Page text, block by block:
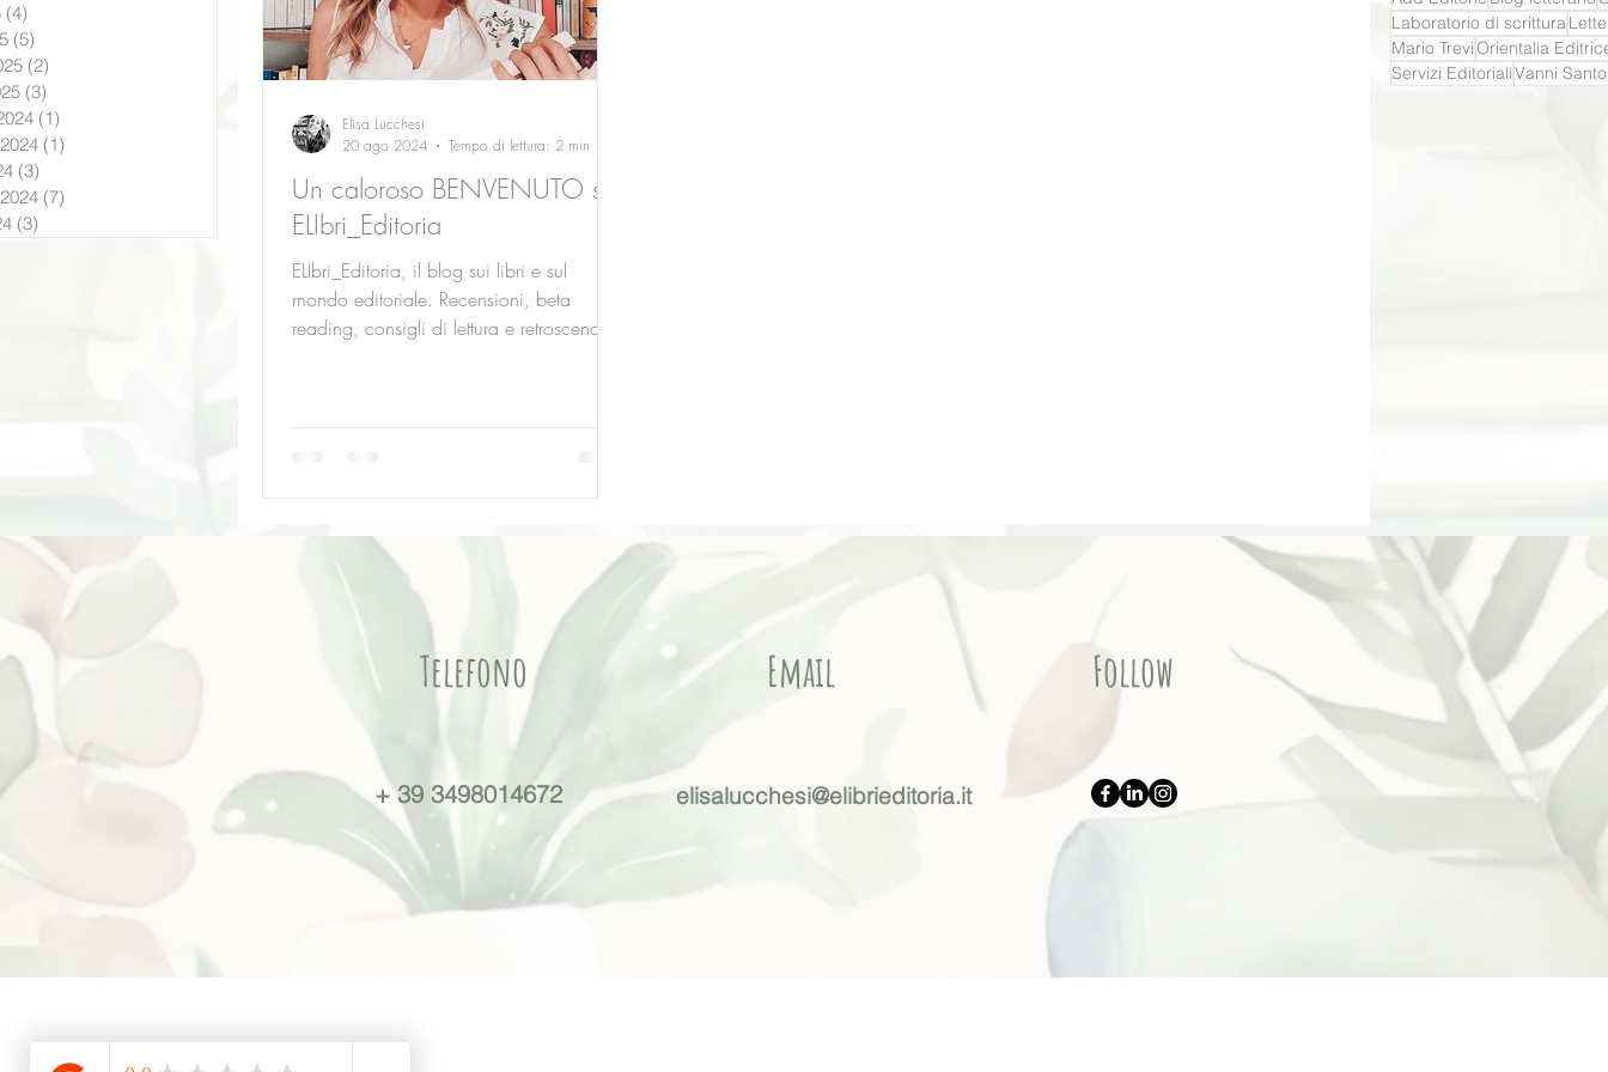
(4)
(5)
(2)
(3)
(1)
(1)
(3)
(7)
(3)
Un caloroso BENVENUTO su
ELIbri_Editoria
ELIbri_Editoria, il blog sui libri e sul
mondo editoriale. Recensioni, beta
reading, consigli di lettura e retroscena
Elisa Lucchesi
20 ago 2024
Tempo di lettura: 2 min
Laboratorio di scrittura
Mario TreviOrientalia
Servizi EditorialiVanni
Telefono Email Follow
+ 39 3498014672 elisalucchesi@elibrieditoria.it